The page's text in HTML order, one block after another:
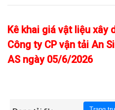
Kê khai giá vật liệu
Công ty CP vận tải An
AS ngày 05/6/2026